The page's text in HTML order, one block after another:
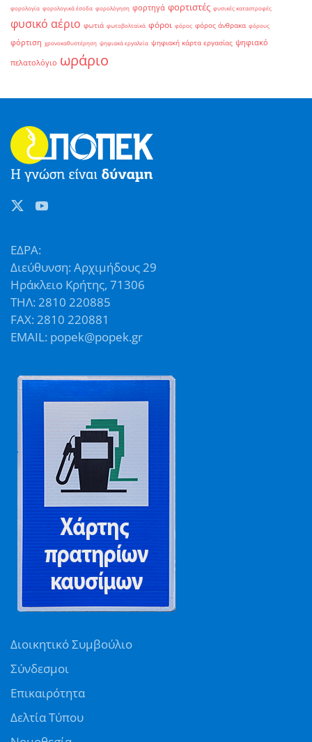
φορολογία φορολογικά έσοδα φορολόγηση φορτηγά φορτιστές φυσικές καταστροφές
φυσικό αέριο φωτιά φωτοβολταϊκά φόροι φόρος φόρος άνθρακα φόρους
φόρτιση χρονοκαθυστέρηση ψηφιακά εργαλεία ψηφιακή κάρτα εργασίας ψηφιακό
πελατολόγιο ωράριο
ΕΔΡΑ:
Διεύθυνση: Αρχιμήδους 29
Ηράκλειο Κρήτης, 71306
ΤΗΛ: 2810 220885
FAX: 2810 220881
EMAIL: popek@popek.gr
Διοικητικό Συμβούλιο
Σύνδεσμοι
Επικαιρότητα
Δελτία Τύπου